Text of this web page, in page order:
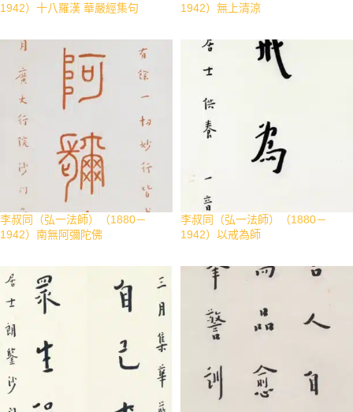
1942）十八羅漢 華嚴經集句
1942）無上清涼
李叔同（弘一法師）（1880－
1942）南無阿彌陀佛
李叔同（弘一法師）（1880－
1942）以戒為師